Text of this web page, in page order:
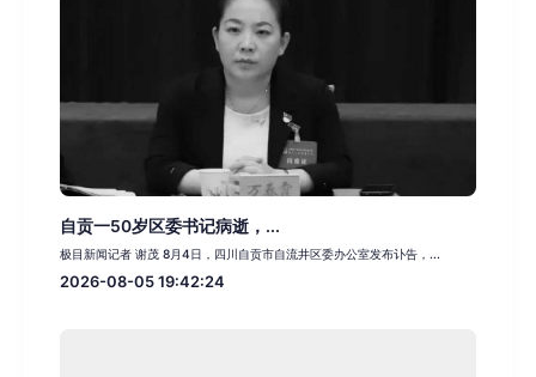
自贡一50岁区委书记病逝，...
极目新闻记者 谢茂 8月4日，四川自贡市自流井区委办公室发布讣告，...
2026-08-05 19:42:24